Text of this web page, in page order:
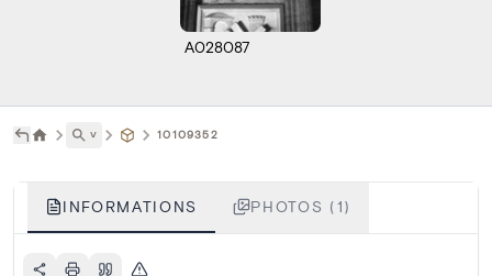
A028087
˅ 10109352
INFORMATIONS PHOTOS (1)